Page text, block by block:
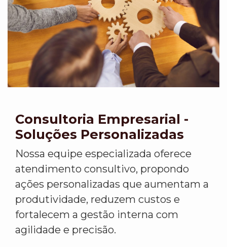
Consultoria Empresarial -
Soluções Personalizadas
Nossa equipe especializada oferece
atendimento consultivo, propondo
ações personalizadas que aumentam a
produtividade, reduzem custos e
fortalecem a gestão interna com
agilidade e precisão.